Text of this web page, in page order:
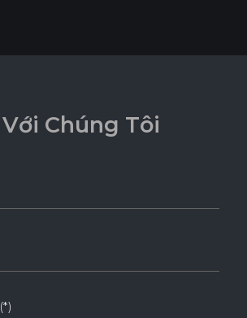
Với Chúng Tôi
(*)